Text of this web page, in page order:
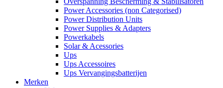
Power Accessories (non Categorised)
Power Distribution Units
Power Supplies & Adapters
Powerkabels
Solar & Acessories
Ups
Ups Accessoires
Ups Vervangingsbatterijen
Merken